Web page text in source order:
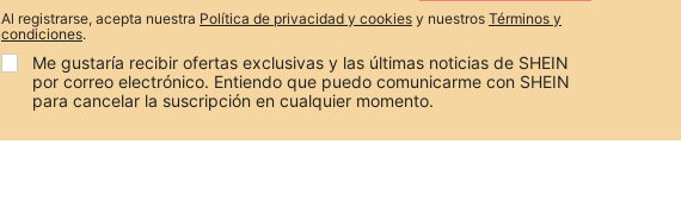
Al registrarse, acepta nuestra Política de privacidad y cookies y nuestros Términos y
condiciones.
Me gustaría recibir ofertas exclusivas y las últimas noticias de SHEIN
por correo electrónico. Entiendo que puedo comunicarme con SHEIN
para cancelar la suscripción en cualquier momento.